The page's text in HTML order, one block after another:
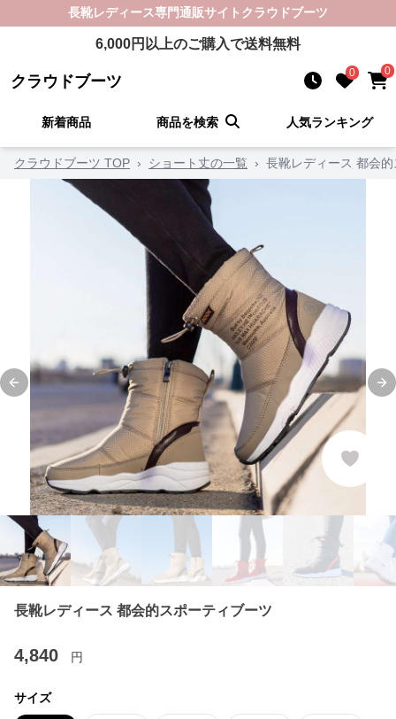
長靴レディース専門通販サイト クラウドブーツ
6,000円以上のご購入で送料無料
クラウドブーツ 0 0
新着商品 商品を検索 人気ランキング
クラウドブーツ TOP › ショート丈の一覧 › 長靴レディース 都会
Previous slide
長靴レディース 都会的スポーティブーツ
4,840 円
サイズ